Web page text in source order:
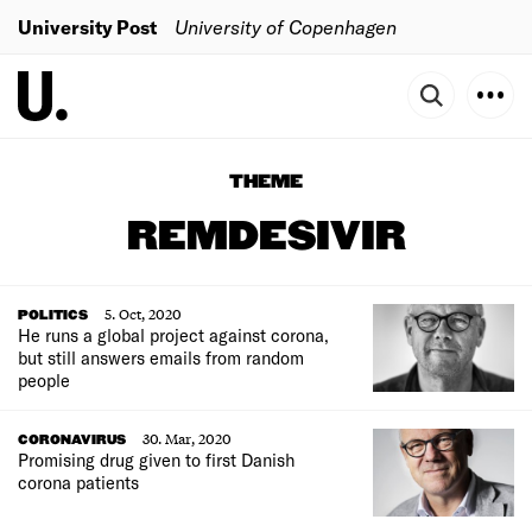
University Post University of Copenhagen
THEME
REMDESIVIR
POLITICS
5. Oct, 2020
He runs a global project against corona,
but still answers emails from random
people
CORONAVIRUS
30. Mar, 2020
Promising drug given to first Danish
corona patients